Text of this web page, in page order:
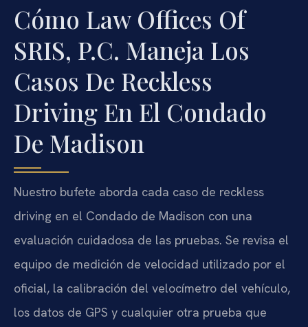
Cómo Law Offices Of
SRIS, P.C. Maneja Los
Casos De Reckless
Driving En El Condado
De Madison
Nuestro bufete aborda cada caso de reckless
driving en el Condado de Madison con una
evaluación cuidadosa de las pruebas. Se revisa el
equipo de medición de velocidad utilizado por el
oficial, la calibración del velocímetro del vehículo,
los datos de GPS y cualquier otra prueba que